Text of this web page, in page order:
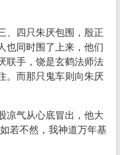
、四只朱厌包围，殷正
也同时围了上来，他们
联手，饶是玄鹤法师法
。而那只鬼车则向朱厌
凉气从心底冒出，他大
若不然，我神道万年基